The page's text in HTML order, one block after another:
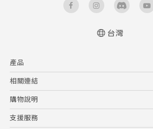
台灣
產品
5G
智慧型手機
配件
相關連結
HTC Research
購物說明
購物須知
支援服務